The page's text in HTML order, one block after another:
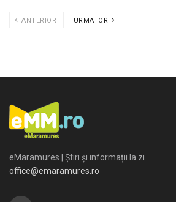
ANTERIOR URMATOR
eMaramures | Știri și informații la zi
office@emaramures.ro